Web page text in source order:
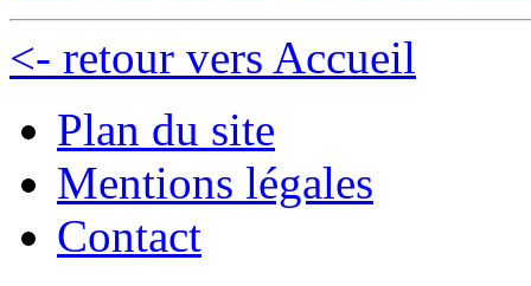
<- retour vers Accueil
Plan du site
Mentions légales
Contact